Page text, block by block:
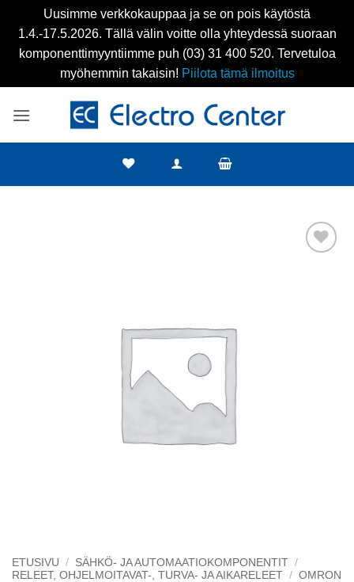
Uusimme verkkokauppaa ja se on pois käytöstä
1.4.-17.5.2026. Tällä välin voitte olla yhteydessä suoraan
komponenttimyyntiimme puh (03) 31 400 520. Tervetuloa
myöhemmin takaisin! Piilota tämä ilmoitus
ETUSIVU / SÄHKÖ- JA AUTOMAATIOKOMPONENTIT /
RELEET, OHJELMOITAVAT-, TURVA- JA AIKARELEET / OMRON